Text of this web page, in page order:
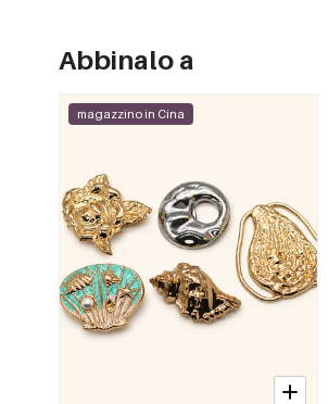
Abbinalo a
magazzino in Cina